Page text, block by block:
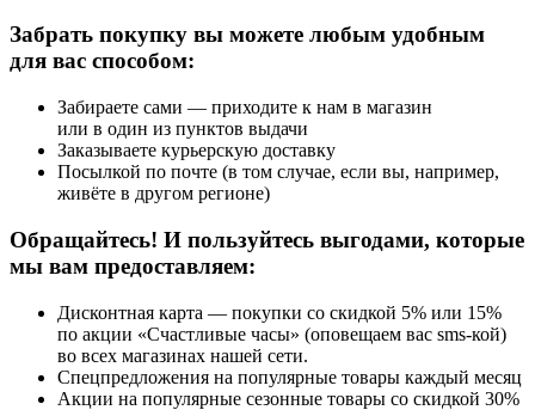
Забрать покупку вы можете любым удобным
для вас способом:
Забираете сами — приходите к нам в магазин
или в один из пунктов выдачи
Заказываете курьерскую доставку
Посылкой по почте (в том случае, если вы, например,
живёте в другом регионе)
Обращайтесь! И пользуйтесь выгодами, которые
мы вам предоставляем:
Дисконтная карта — покупки со скидкой 5% или 15%
по акции «Счастливые часы» (оповещаем вас sms-кой)
во всех магазинах нашей сети.
Спецпредложения на популярные товары каждый месяц
Акции на популярные сезонные товары со скидкой 30%